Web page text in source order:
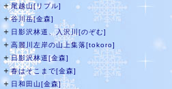
＋尾越山[リブル]
＋谷川岳[金森]
＋ 日影沢林道、入沢川[のぞむ]
＋ 高麗川左岸の山上集落[tokoro]
＋日影沢林道[金森]
＋春はそこまで[金森]
＋ 日和田山[金森]